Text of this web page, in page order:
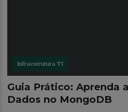
Infraestrutura TI
Guia Prático: Aprenda
Dados no MongoDB